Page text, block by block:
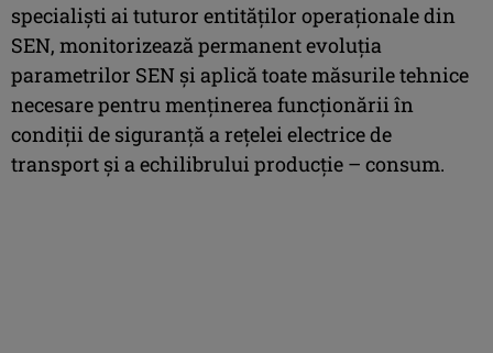
specialiști ai tuturor entităților operaționale din
SEN, monitorizează permanent evoluția
parametrilor SEN și aplică toate măsurile tehnice
necesare pentru menținerea funcționării în
condiții de siguranță a rețelei electrice de
transport și a echilibrului producție – consum.